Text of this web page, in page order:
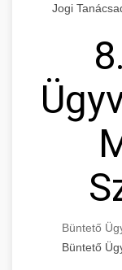
Jogi
Büntető
Büntető